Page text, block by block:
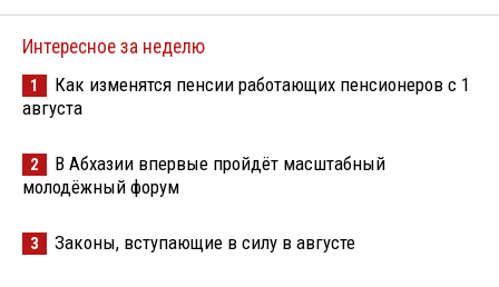
Интересное за неделю
1
Как изменятся пенсии работающих пенсионеров с 1
августа
2
В Абхазии впервые пройдёт масштабный
молодёжный форум
3 Законы, вступающие в силу в августе